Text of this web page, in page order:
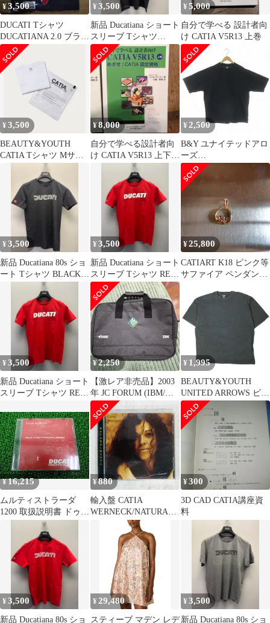
¥3,500
DUCATI Tシャツ
DUCATIANA 2.0 ブラッ
ク S
¥3,500
新品 Ducatiana ショート
スリーブ Tシャツ
BLACK Lサイズ
¥5,000
自分で学べる 設計者向
け CATIA V5R13 上巻
¥3,500
BEAUTY&YOUTH
CATIA Tシャツ Mサイ
¥8,000
自分で学べる設計者向
け CATIA V5R13 上下巻
¥ 2,500
B&Y ユナイテッドアロ
ーズ
BEAUTY&YOUTH ビ
ューティー&ユース
CATIA ANTI クルーネ
ック Tシャツ カットソ
ー 半袖 無地 L 黒 ブラ
ック 12171053204 /SI18
¥3,500
新品 Ducatiana 80s ショ
ート Tシャツ BLACK
¥3,500
新品 Ducatiana ショート
スリーブ Tシャツ RED
Lサイズ
¥25,800
CATIART K18 ピンク等
サファイア ペンダント
¥3,500
新品 Ducatiana ショート
スリーブ Tシャツ RED
¥2,250
【激レア非売品】2003
年 JC FORUM (IBM/ダ
ッソー) バック
¥ 1,995
BEAUTY&YOUTH
UNITED ARROWS ビュ
ーティーアンドユース
ユナイテッドアローズ
抗菌防臭加工 CATIA T
シャツ 1217-105-1989 L
BLACK 半袖 トップス
g26681
¥16,215
ムルティストラーダ
1200 取扱説明書 ドゥカ
ティ 正規 中古 バイク
整備書 モンスターなど
の情報も有
DucatiAcademy dP
¥880
輸入盤 CATIA
WERNECK/NATURAL
MENTE/PYGMALION
RECORDS NONE CD □
¥300
3D CAD CATIA講座資
料
¥3,500
新品 Ducatiana 80s ショ
¥ 29,480
スティーブ マデン レデ
¥3,500
新品 Ducatiana 80s ショ